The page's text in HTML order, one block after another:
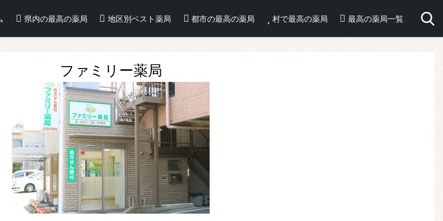
県内の最高の薬局 地区別ベスト薬局 都市の最高の薬局 村で最高の薬局 最高の薬局一覧
ファミリー薬局